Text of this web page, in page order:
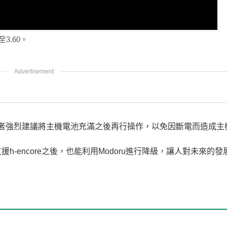
3.60。
強烈建議將主機電池充滿之後再行操作，以免因斷電而造成主
h-encore之後，也能利用Modoru進行降級，讓人對未來的發